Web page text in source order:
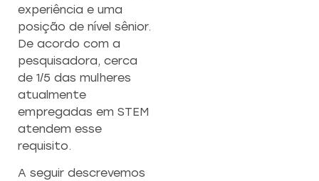
experiência e uma
posição de nível sênior.
De acordo com a
pesquisadora, cerca
de 1/5 das mulheres
atualmente
empregadas em STEM
atendem esse
requisito.
A seguir descrevemos
Saiba mais